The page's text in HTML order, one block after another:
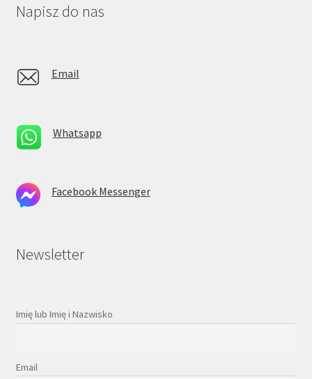
Napisz do nas
Email
Whatsapp
Facebook Messenger
Newsletter
Imię lub Imię i Nazwisko
Email